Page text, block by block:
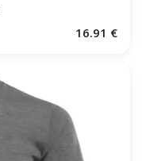
16.91 €